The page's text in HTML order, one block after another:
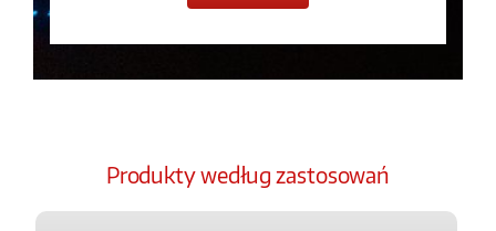
Produkty według zastosowań